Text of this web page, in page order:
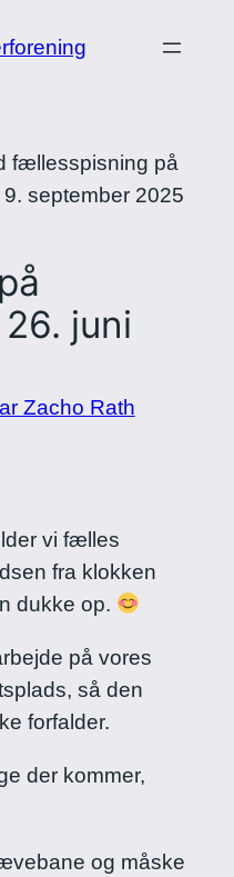
juni
Zacho Rath
vi fælles
fra klokken
dukke op.
på vores
så den
forfalder.
der kommer,
og måske